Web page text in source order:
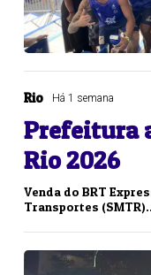
Rio Há 1 semana
Prefeitura
Rio 2026
Venda do BRT
Transportes